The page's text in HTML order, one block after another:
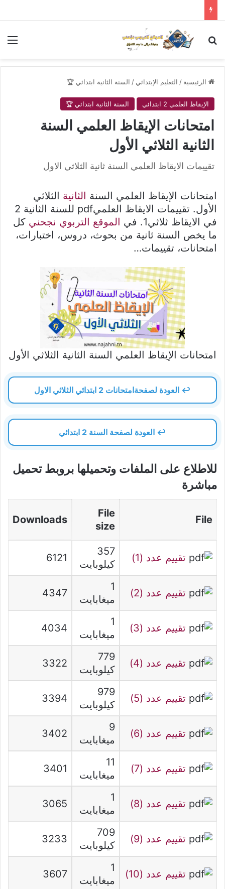
بحث عن
الرئيسية / التعليم الإبتدائي / السنة الثانية ابتدائي 🏆
الإيقاظ العلمي 2 ابتدائي السنة الثانية ابتدائي 🏆
امتحانات الإيقاظ العلمي السنة
الثانية الثلاثي الأول
تقييمات الايقاظ العلمي السنة ثانية الثلاثي الاول
امتحانات الإيقاظ العلمي السنة الثانية الثلاثي
الأول. تقييمات الايقاظ العلميpdf للسنة الثانية 2
في الايقاظ ثلاثي1. في
الموقع التربوي نجحني كل
ما يخص السنة ثانية من بحوث، دروس، اختبارات،
امتحانات، تقييمات…
امتحانات الإيقاظ العلمي السنة الثانية الثلاثي الأول
↩️ العودة لصفحةامتحانات 2 ابتدائي الثلاثي الاول
↩️ العودة لصفحة السنة 2 ابتدائي
للاطلاع على الملفات وتحميلها بروبط تحميل
مباشرة
File
File
size
Downloads
تقييم عدد (1)
357
كيلوبايت
6121
تقييم عدد (2)
1
ميغابايت
4347
تقييم عدد (3)
1
ميغابايت
4034
تقييم عدد (4)
779
كيلوبايت
3322
تقييم عدد (5)
979
كيلوبايت
3394
تقييم عدد (6)
9
ميغابايت
3402
تقييم عدد (7)
11
ميغابايت
3401
تقييم عدد (8)
1
ميغابايت
3065
تقييم عدد (9)
709
كيلوبايت
3233
تقييم عدد (10)
1
ميغابايت
3607